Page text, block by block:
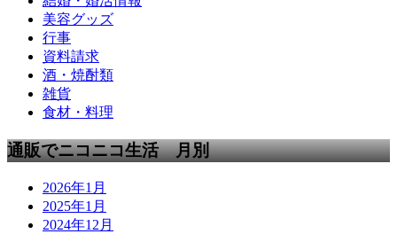
美容グッズ
行事
資料請求
酒・焼酎類
雑貨
食材・料理
通販でニコニコ生活 月別
2026年1月
2025年1月
2024年12月